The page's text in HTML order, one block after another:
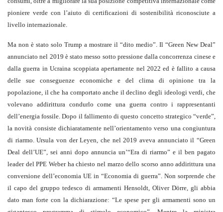
pioniere verde con l’aiuto di certificazioni di sostenibilità riconosciute a
livello internazionale.
Ma non è stato solo Trump a mostrare il “dito medio”. Il “Green New Deal”
annunciato nel 2019 è stato messo sotto pressione dalla concorrenza cinese e
dalla guerra in Ucraina scoppiata apertamente nel 2022 ed è fallito a causa
delle sue conseguenze economiche e del clima di opinione tra la
popolazione, il che ha comportato anche il declino degli ideologi verdi, che
volevano addirittura condurlo come una guerra contro i rappresentanti
dell’energia fossile. Dopo il fallimento di questo concetto strategico “verde”,
la novità consiste dichiaratamente nell’orientamento verso una congiuntura
di riarmo. Ursula von der Leyen, che nel 2019 aveva annunciato il “Green
Deal dell’UE”, sei anni dopo annuncia un’“Era di riarmo” e il ben pagato
leader del PPE Weber ha chiesto nel marzo dello scorso anno addirittura una
conversione dell’economia UE in “Economia di guerra”. Non sorprende che
il capo del gruppo tedesco di armamenti Hensoldt, Oliver Dörre, gli abbia
dato man forte con la dichiarazione: “Le spese per gli armamenti sono un